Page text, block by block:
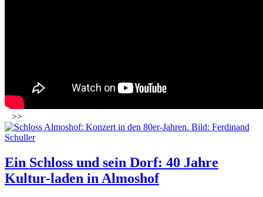
>>
Ein Schloss und sein Dorf: 40 Jahre
Kultur-laden in Almoshof